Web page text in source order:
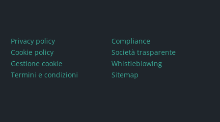
Privacy policy
Cookie policy
Gestione cookie
Termini e condizioni
Compliance
Società trasparente
Whistleblowing
Sitemap